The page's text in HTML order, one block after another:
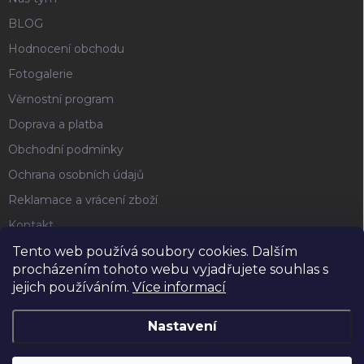
Tento web používá soubory cookies. Dalším
procházením tohoto webu vyjadřujete souhlas s
jejich používáním. Více informací
Nastavení
BLOG
Hodnocení obchodu
Fotogalerie
Věrnostní program
Doprava a platba
Obchodní podmínky
Ochrana osobních údajů
Reklamace a vrácení zboží
Kontakt
FACEBOOK